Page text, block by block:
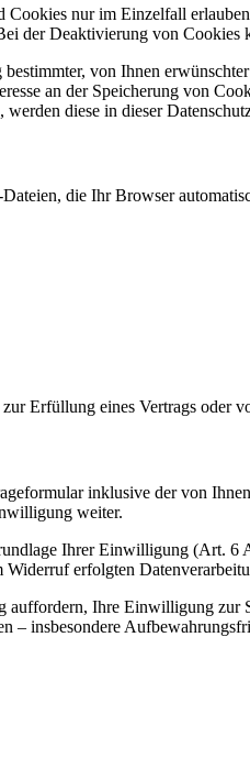
nur im Einzelfall
der Deaktivierung von Cookies
von Ihnen
an der Speicherung von
diese in dieser
die Ihr Browser
Erfüllung eines Vertrags oder
inklusive der von
weiter.
Ihrer Einwilligung (Art.
erfolgten
Ihre Einwilligung
– insbesondere